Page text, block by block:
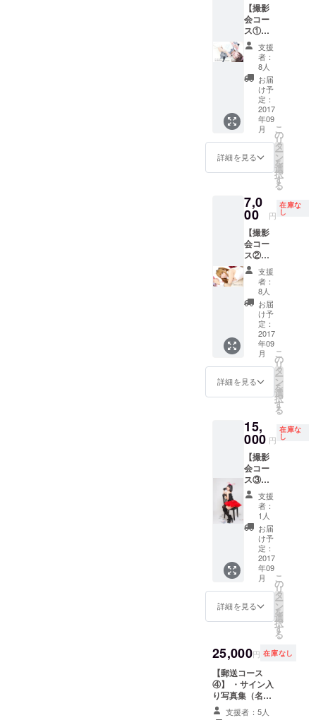
開催 ※別途ワン
ドリンク代が必
要です。
【撮影
会コー
ス①】
・撮影
会1部
(最大8
人)45分
間 ・特
製A4ラ
ミカ(1
部限定
柄) ※ゲ
ストモ
デルに
小日向
みのり
しま
す。 ※
メイド
服での
撮影。
※9/2(土)
大阪某
所撮影
スタジ
オで行
いま
す。 加
藤しょ
こらに
限り、
スマ
ホ、
能で
す。
支援
者：
8人
お届
け予
定：
2017
年09
月
詳細を見る
こ
の
リ
タ
ー
ン
を
選
択
す
る
7,0
00 円
在庫な
し
【撮影
会コー
ス②】
・撮影
会2部
(最大8
人)45分
間 ・特
製A4ラ
ミカ(2
部限定
柄) ※ゲ
ストモ
デルに
小日向
みのり
しま
す。 ※
チャイ
ナ服で
の撮
影。
※9/2(土)
大阪某
所撮影
スタジ
オで行
いま
す。 加
藤しょ
こらに
限り、
スマ
影も可
能で
す。
支援
者：
8人
お届
け予
定：
2017
年09
月
詳細を見る
こ
の
リ
タ
ー
ン
を
選
択
す
る
15,
000 円
在庫な
し
【撮影
会コー
ス③】
・一対
一個別
撮影会
・特製
A4ラミ
カ(個撮
限定柄)
※9/2(土)
大阪某
所撮影
スタジ
オで行
いま
マホ、
チェキ
での撮
影も可
能で
※50分間
支援
者：
1人
お届
け予
定：
2017
年09
月
詳細を見る
こ
の
リ
タ
ー
ン
を
選
択
す
る
25,000円 在庫なし
【郵送コース
④】 ・サイン入
り写真集（名前
入り） ・生写真
支援者：5人